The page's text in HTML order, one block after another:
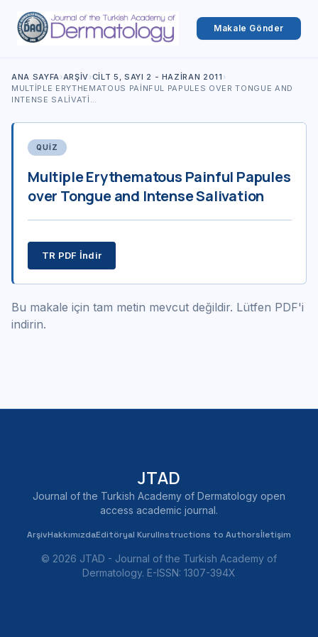
Makale Gönder
ANA SAYFA›ARŞIV›CILT 5, SAYI 2 - HAZIRAN 2011 ›
MULTIPLE ERYTHEMATOUS PAINFUL PAPULES OVER TONGUE AND
INTENSE SALIVATI…
QUIZ
Multiple Erythematous Painful Papules
over Tongue and Intense Salivation
TR PDF İndir
Bu makale için tam metin mevcut değildir. Lütfen PDF'i
indirin.
JTAD
Journal of the Turkish Academy of Dermatology open
access academic journal.
ArşivHakkımızdaEditöryal KurulInstructions to Authorsİletişim
© 2026 JTAD - Journal of the Turkish Academy of
Dermatology. E-ISSN: 1307-394X